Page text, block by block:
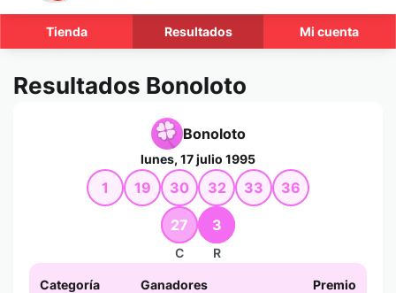
Tienda Resultados Mi cuenta
Resultados Bonoloto
Bonoloto
lunes, 17 julio 1995
1 19 30 32 33 36
27
C
3
R
Categoría Ganadores Premio